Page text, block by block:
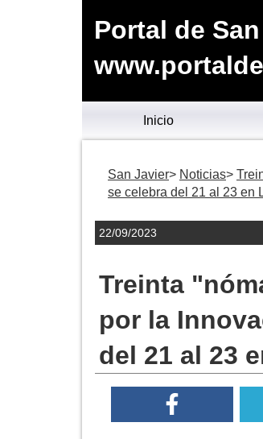
Portal de
Inicio
San Javier Noticias
se celebra del 21 al 23 en
22/09/2023
Treinta
por la
del 21 al 23